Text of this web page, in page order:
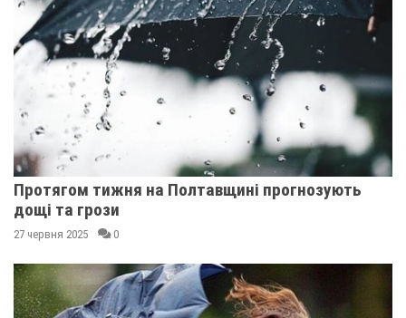
Протягом тижня на Полтавщині прогнозують
дощі та грози
27 червня 2025 0